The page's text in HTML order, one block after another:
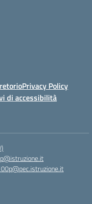
Privacy Policy
di accessibilità